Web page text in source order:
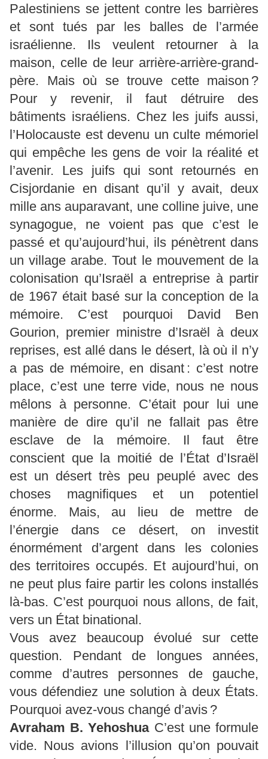
Palestiniens se jettent contre les barrières
et sont tués par les balles de l’armée
israélienne. Ils veulent retourner à la
maison, celle de leur arrière-arrière-grand-
père. Mais où se trouve cette maison ?
Pour y revenir, il faut détruire des
bâtiments israéliens. Chez les juifs aussi,
l’Holocauste est devenu un culte mémoriel
qui empêche les gens de voir la réalité et
l’avenir. Les juifs qui sont retournés en
Cisjordanie en disant qu’il y avait, deux
mille ans auparavant, une colline juive, une
synagogue, ne voient pas que c’est le
passé et qu’aujourd’hui, ils pénètrent dans
un village arabe. Tout le mouvement de la
colonisation qu’Israël a entreprise à partir
de 1967 était basé sur la conception de la
mémoire. C’est pourquoi David Ben
Gourion, premier ministre d’Israël à deux
reprises, est allé dans le désert, là où il n’y
a pas de mémoire, en disant : c’est notre
place, c’est une terre vide, nous ne nous
mêlons à personne. C’était pour lui une
manière de dire qu’il ne fallait pas être
esclave de la mémoire. Il faut être
conscient que la moitié de l’État d’Israël
est un désert très peu peuplé avec des
choses magnifiques et un potentiel
énorme. Mais, au lieu de mettre de
l’énergie dans ce désert, on investit
énormément d’argent dans les colonies
des territoires occupés. Et aujourd’hui, on
ne peut plus faire partir les colons installés
là-bas. C’est pourquoi nous allons, de fait,
vers un État binational.
Vous avez beaucoup évolué sur cette
question. Pendant de longues années,
comme d’autres personnes de gauche,
vous défendiez une solution à deux États.
Pourquoi avez-vous changé d’avis ?
Avraham B. YehoshuaC’est une formule
vide. Nous avions l’illusion qu’on pouvait